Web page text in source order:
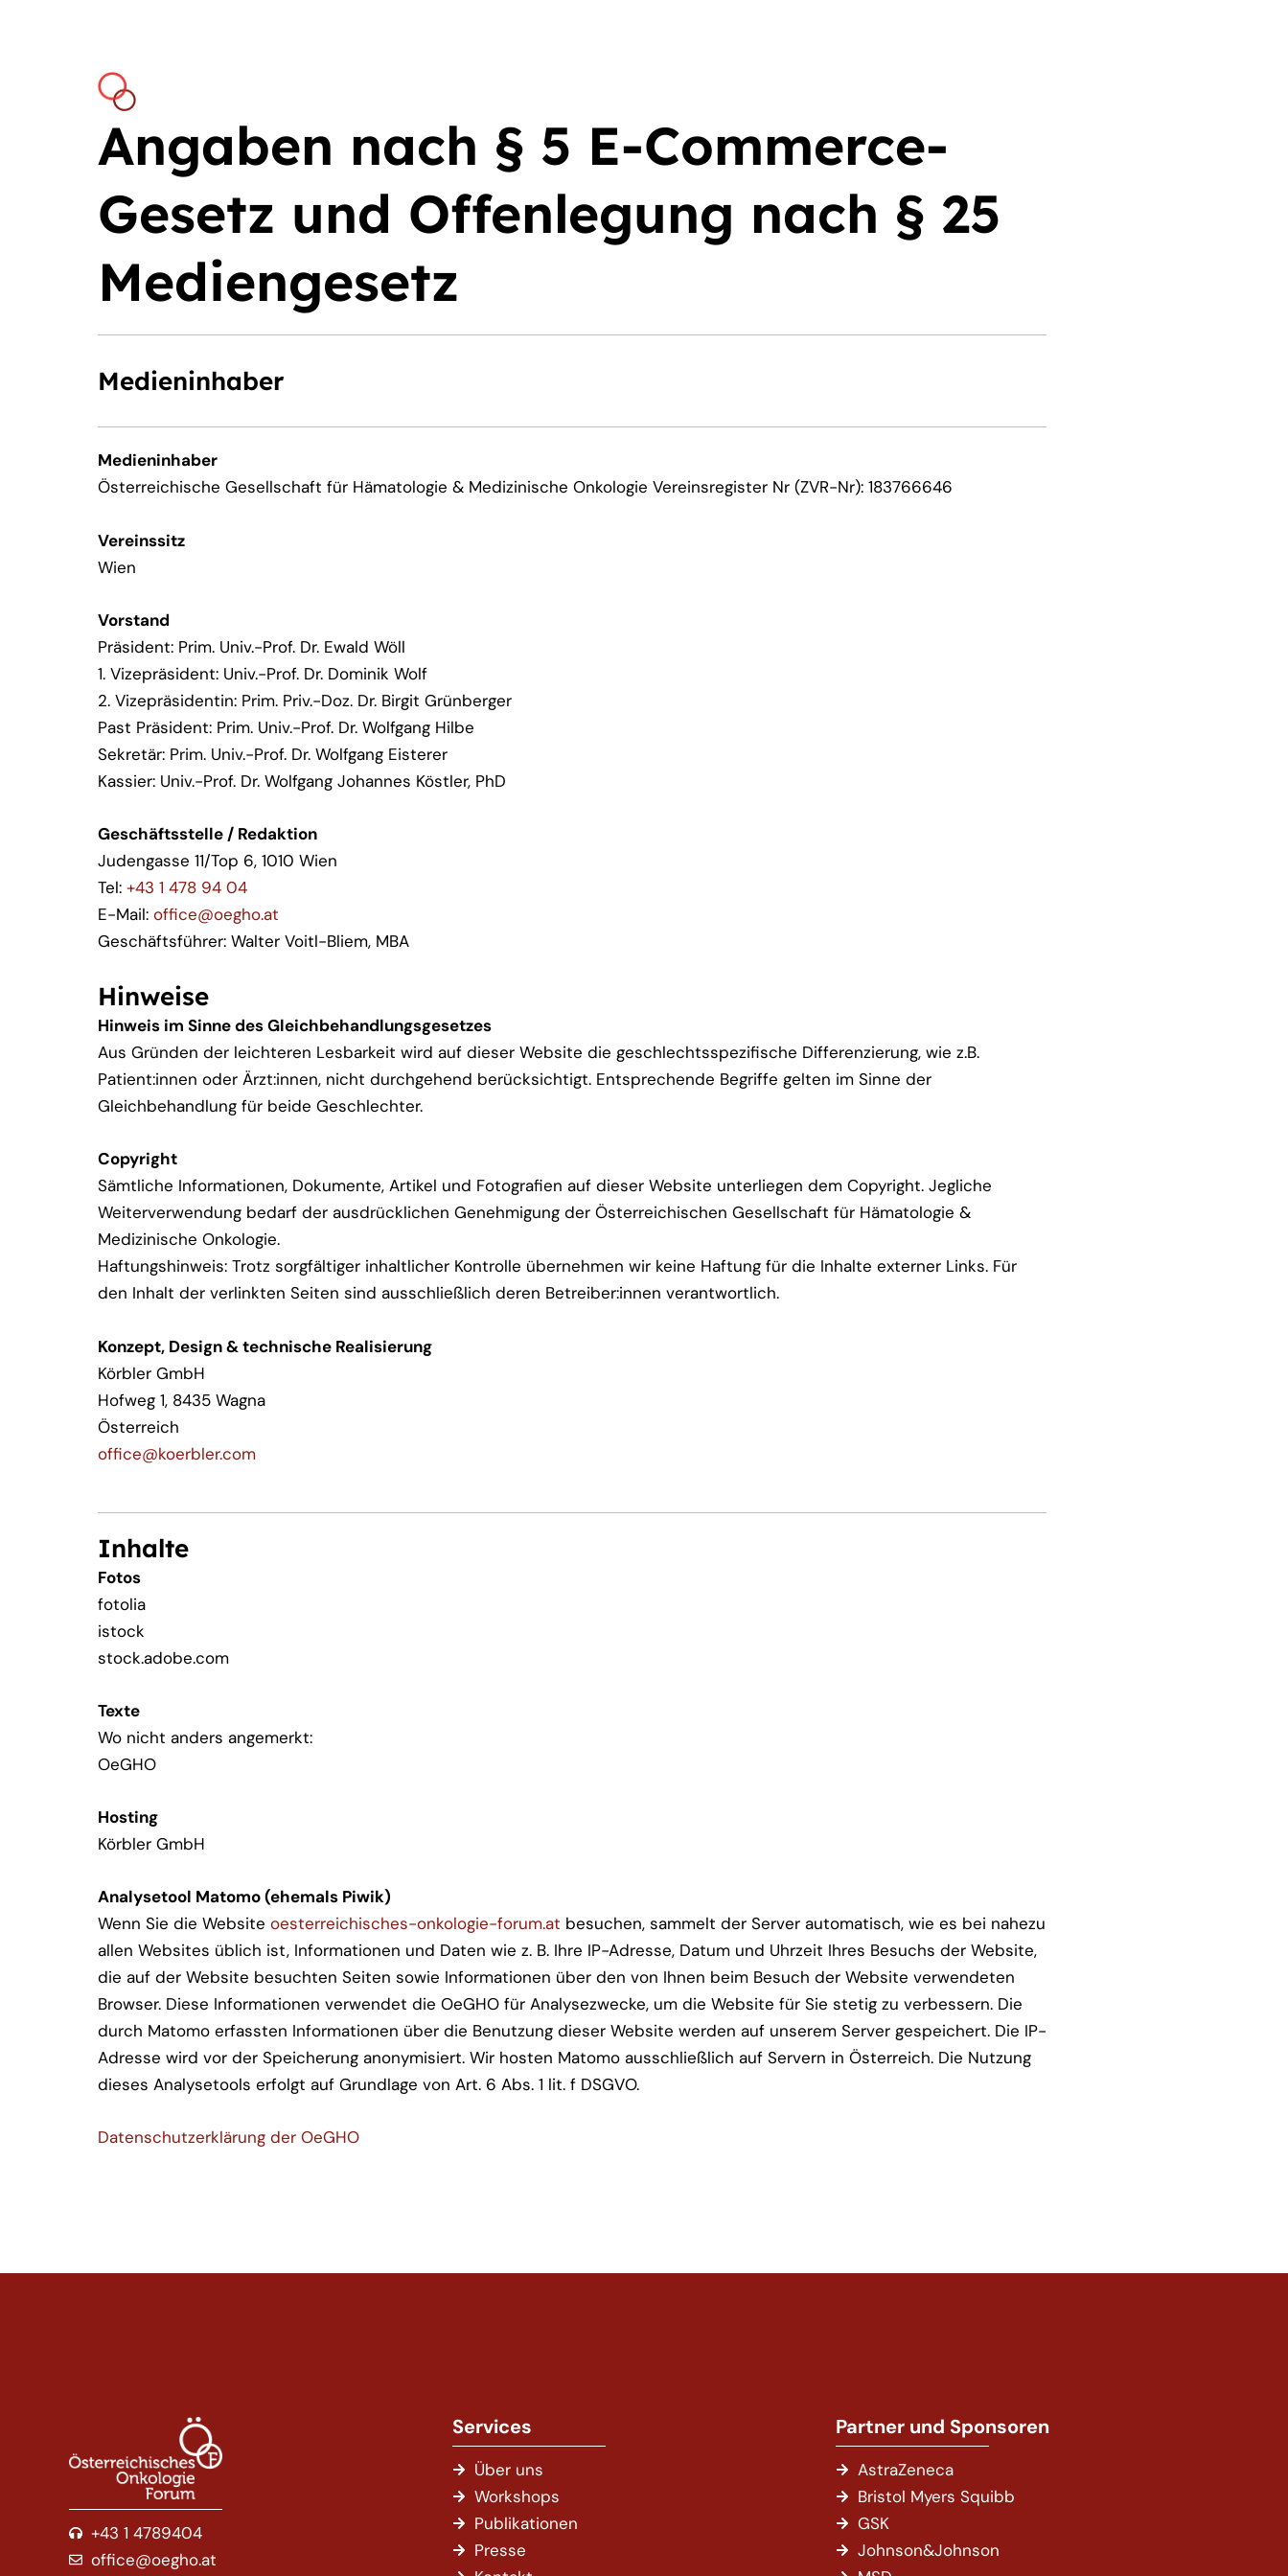
Angaben nach § 5 E-Commerce-
Gesetz und Offenlegung nach § 25
Mediengesetz
Medieninhaber
Medieninhaber
Österreichische Gesellschaft für Hämatologie & Medizinische Onkologie Vereinsregister Nr (ZVR-Nr): 183766646
Vereinssitz
Wien
Vorstand
Präsident: Prim. Univ.-Prof. Dr. Ewald Wöll
1. Vizepräsident: Univ.-Prof. Dr. Dominik Wolf
2. Vizepräsidentin: Prim. Priv.-Doz. Dr. Birgit Grünberger
Past Präsident: Prim. Univ.-Prof. Dr. Wolfgang Hilbe
Sekretär: Prim. Univ.-Prof. Dr. Wolfgang Eisterer
Kassier: Univ.-Prof. Dr. Wolfgang Johannes Köstler, PhD
Geschäftsstelle / Redaktion
Judengasse 11/Top 6, 1010 Wien
Tel: +43 1 478 94 04
E-Mail: office@oegho.at
Geschäftsführer: Walter Voitl-Bliem, MBA
Hinweise
Hinweis im Sinne des Gleichbehandlungsgesetzes
Aus Gründen der leichteren Lesbarkeit wird auf dieser Website die geschlechtsspezifische Differenzierung, wie z.B.
Patient:innen oder Ärzt:innen, nicht durchgehend berücksichtigt. Entsprechende Begriffe gelten im Sinne der
Gleichbehandlung für beide Geschlechter.
Copyright
Sämtliche Informationen, Dokumente, Artikel und Fotografien auf dieser Website unterliegen dem Copyright. Jegliche
Weiterverwendung bedarf der ausdrücklichen Genehmigung der Österreichischen Gesellschaft für Hämatologie &
Medizinische Onkologie.
Haftungshinweis: Trotz sorgfältiger inhaltlicher Kontrolle übernehmen wir keine Haftung für die Inhalte externer Links. Für
den Inhalt der verlinkten Seiten sind ausschließlich deren Betreiber:innen verantwortlich.
Konzept, Design & technische Realisierung
Körbler GmbH
Hofweg 1, 8435 Wagna
Österreich
office@koerbler.com
Inhalte
Fotos
fotolia
istock
stock.adobe.com
Texte
Wo nicht anders angemerkt:
OeGHO
Hosting
Körbler GmbH
Analysetool Matomo (ehemals Piwik)
Wenn Sie die Website oesterreichisches-onkologie-forum.at besuchen, sammelt der Server automatisch, wie es bei nahezu
allen Websites üblich ist, Informationen und Daten wie z. B. Ihre IP-Adresse, Datum und Uhrzeit Ihres Besuchs der Website,
die auf der Website besuchten Seiten sowie Informationen über den von Ihnen beim Besuch der Website verwendeten
Browser. Diese Informationen verwendet die OeGHO für Analysezwecke, um die Website für Sie stetig zu verbessern. Die
durch Matomo erfassten Informationen über die Benutzung dieser Website werden auf unserem Server gespeichert. Die IP-
Adresse wird vor der Speicherung anonymisiert. Wir hosten Matomo ausschließlich auf Servern in Österreich. Die Nutzung
dieses Analysetools erfolgt auf Grundlage von Art. 6 Abs. 1 lit. f DSGVO.
Datenschutzerklärung der OeGHO
+43 1 4789404
office@oegho.at
Services
Über uns
Workshops
Publikationen
Presse
Partner und Sponsoren
AstraZeneca
Bristol Myers Squibb
GSK
Johnson&Johnson